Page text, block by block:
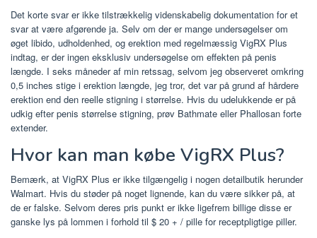
Det korte svar er ikke tilstrækkelig videnskabelig dokumentation for et
svar at være afgørende ja. Selv om der er mange undersøgelser om
øget libido, udholdenhed, og erektion med regelmæssig VigRX Plus
indtag, er der ingen eksklusiv undersøgelse om effekten på penis
længde. I seks måneder af min retssag, selvom jeg observeret omkring
0,5 inches stige i erektion længde, jeg tror, ​​det var på grund af hårdere
erektion end den reelle stigning i størrelse. Hvis du udelukkende er på
udkig efter penis størrelse stigning, prøv Bathmate eller Phallosan forte
extender.
Hvor kan man købe VigRX Plus?
Bemærk, at VigRX Plus er ikke tilgængelig i nogen detailbutik herunder
Walmart. Hvis du støder på noget lignende, kan du være sikker på, at
de er falske. Selvom deres pris punkt er ikke ligefrem billige disse er
ganske lys på lommen i forhold til $ 20 + / pille for receptpligtige piller.